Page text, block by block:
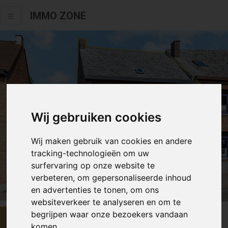
Wij gebruiken cookies
Wij maken gebruik van cookies en andere
tracking-technologieën om uw
surfervaring op onze website te
verbeteren, om gepersonaliseerde inhoud
en advertenties te tonen, om ons
websiteverkeer te analyseren en om te
begrijpen waar onze bezoekers vandaan
IMMO ZONE
Alle fotos
€ 249 000